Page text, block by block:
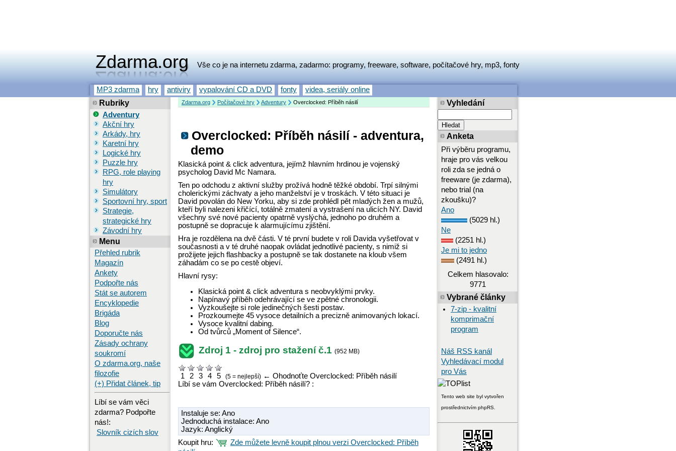
Zdarma.org Vše co je na internetu zdarma, zadarmo: programy, freeware, software, počítačové hry, mp3, fonty
MP3 zdarma hry antiviry vypalování CD a DVD fonty videa, seriály online
Zdarma.org Počítačové hry Adventury Overclocked: Příběh násilí
Overclocked: Příběh násilí - adventura,
demo
Klasická point & click adventura, jejímž hlavním hrdinou je vojenský
psycholog David Mc Namara.
Ten po odchodu z aktivní služby prožívá hodně těžké období. Trpí silnými
cholerickými záchvaty a jeho manželství je v troskách. V této situaci je
David povolán do New Yorku, aby si zde prohlédl pět mladých žen a mužů,
kteří byli nalezeni křičící, totálně zmatení a vystrašení na ulicích NY. David
všechny své nové pacienty opatrně vyslýchá, jednoho po druhém a
postupně se dopracuje k alarmujícímu zjištění.
Hra je rozdělena na dvě části. V té první budete v roli Davida vyšetřovat v
současnosti a v té druhé naopak ovládat jednotlivé pacienty, s nimiž si
prožijete jejich flashbacky a postupně se tak dostanete na kloub všem
záhadám co se po cestě objeví.
Hlavní rysy:
Klasická point & click adventura s neobvyklými prvky.
Napínavý příběh odehrávající se ve zpětné chronologii.
Vyzkoušejte si role jedinečných šesti postav.
Prozkoumejte 45 vysoce detailních a precizně animovaných lokací.
Vysoce kvalitní dabing.
Od tvůrců „Moment of Silence“.
Zdroj 1 - zdroj pro stažení č.1 (952 MB)
1 2 3 4 5 (5 = nejlepší) ← Ohodnoťte Overclocked: Příběh násilí
Líbí se vám Overclocked: Příběh násilí? :
Instaluje se: Ano
Jednoduchá instalace: Ano
Jazyk: Anglický
Koupit hru:
Zde můžete levně koupit plnou verzi Overclocked: Příběh
Rubriky
Adventury
Akční hry
Arkády, hry
Karetní hry
Logické hry
Puzzle hry
RPG, role playing
hry
Simulátory
Sportovní hry, sport
Strategie,
strategické hry
Závodní hry
Menu
Přehled rubrik
Magazín
Ankety
Podpořte nás
Stát se autorem
Encyklopedie
Brigáda
Blog
Doporučte nás
Zásady ochrany
soukromí
O zdarma.org, naše
filozofie
(+) Přidat článek, tip
Líbí se vám věci
zdarma? Podpořte
nás!:
Slovník cizích slov
Vyhledání
Anketa
Při výběru programu,
hraje pro vás velkou
roli zda se jedná o
freeware (je zdarma),
nebo trial (na
zkoušku)?
Ano
(5029 hl.)
Ne
(2251 hl.)
Je mi to jedno
(2491 hl.)
Celkem hlasovalo:
9771
Vybrané články
7-zip - kvalitní
komprimační
program
Náš RSS kanál
Vyhledávací modul
pro Vás
Tento web site byl vytvořen
prostřednictvím phpRS.